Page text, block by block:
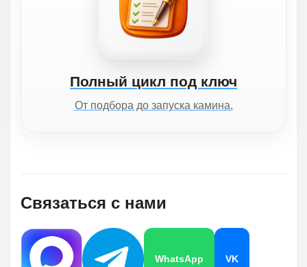
Полный цикл под ключ
От подбора до запуска камина.
Связаться с нами
WhatsApp VK